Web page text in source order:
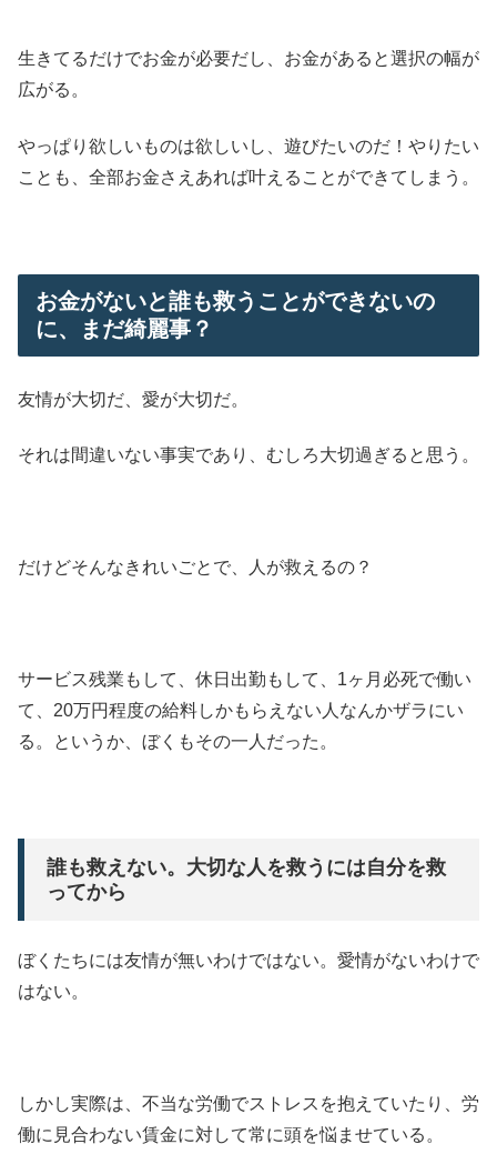
生きてるだけでお金が必要だし、お金があると選択の幅が
広がる。
やっぱり欲しいものは欲しいし、遊びたいのだ！やりたい
ことも、全部お金さえあれば叶えることができてしまう。
お金がないと誰も救うことができないの
に、まだ綺麗事？
友情が大切だ、愛が大切だ。
それは間違いない事実であり、むしろ大切過ぎると思う。
だけどそんなきれいごとで、人が救えるの？
サービス残業もして、休日出勤もして、1ヶ月必死で働い
て、20万円程度の給料しかもらえない人なんかザラにい
る。というか、ぼくもその一人だった。
誰も救えない。大切な人を救うには自分を救
ってから
ぼくたちには友情が無いわけではない。愛情がないわけで
はない。
しかし実際は、不当な労働でストレスを抱えていたり、労
働に見合わない賃金に対して常に頭を悩ませている。